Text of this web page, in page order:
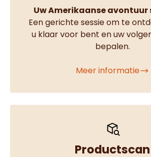
Uw Amerikaanse
Een gerichte sessie om te
u klaar voor bent en uw
bepalen.
Meer informatie
Productscan